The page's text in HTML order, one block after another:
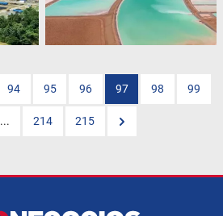
94 95 96 97 98 99
... 214 215